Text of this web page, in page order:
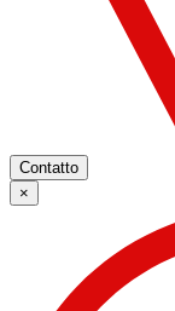
Contatto
×